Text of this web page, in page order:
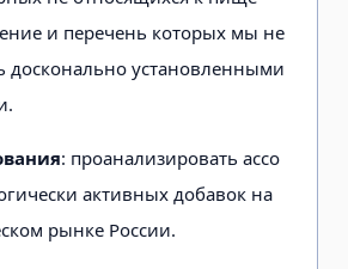
и перечень которых мы не
досконально установленными
: проанализировать ассо
активных добавок на
рынке России.